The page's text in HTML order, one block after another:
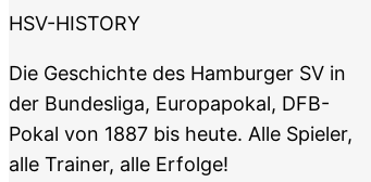
HSV-HISTORY
Die Geschichte des Hamburger SV in
der Bundesliga, Europapokal, DFB-
Pokal von 1887 bis heute. Alle Spieler,
alle Trainer, alle Erfolge!